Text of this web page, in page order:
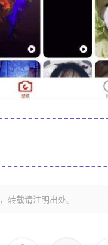
，转载请注明出处。